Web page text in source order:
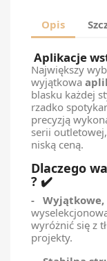
Opis
Aplikacje
Największy
wyjątkowa
blasku każdej
rzadko
precyzją
serii
niską ceną.
Dlaczego
? ✔️
- Wyjątkowe,
wyróżnić się z
projekty.